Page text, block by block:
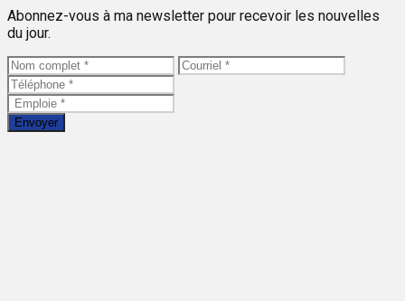
Abonnez-vous à ma newsletter pour recevoir les nouvelles
du jour.
Envoyer